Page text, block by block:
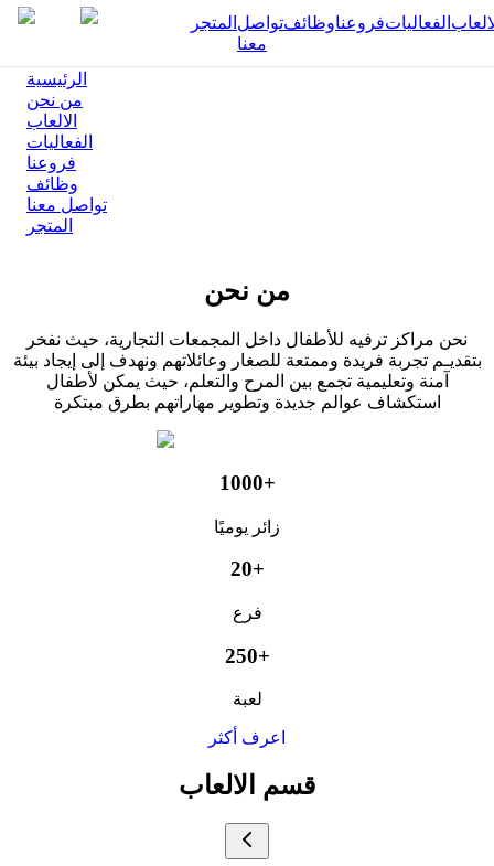
المتجر تواصل
معنا
وظائففروعناالفعاليات
الرئيسية
من نحن
الالعاب
الفعاليات
فروعنا
وظائف
تواصل معنا
المتجر
مرحبًا بكم في
شاطئ الردسي
،مـن خــلال مــزيج متــــوازن
والجودة والابتكار، يسعي
إلى الارتقاء بمعايير الترفيــه
المنطقة، مقدما نموذجاً يُجســد
من نحن
نحن مراكز ترفيه للأطفال داخل المجمعات التجارية، حيث نفخر
بتقديـم تجربة فريدة وممتعة للصغار وعائلاتهم ونهدف إلى إيجاد بيئة
آمنة وتعليمية تجمع بين المرح والتعلم، حيث يمكن لأطفال
استكشاف عوالم جديدة وتطوير مهاراتهم بطرق مبتكرة
1000+
زائر يوميًا
20+
فرع
250+
لعبة
اعرف أكثر
قسم الالعاب